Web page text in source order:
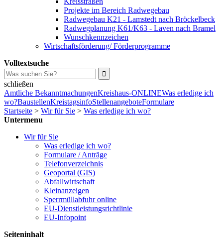
Projekte im Bereich Radwegebau
Radwegebau K21 - Lamstedt nach Bröckelbeck
Radwegplanung K61/K63 - Laven nach Bramel
Wunschkennzeichen
Wirtschaftsförderung/ Förderprogramme
Volltextsuche
schließen
Amtliche BekanntmachungenKreishaus-ONLINEWas erledige ich
wo?BaustellenKreistagsinfoStellenangeboteFormulare
Startseite > Wir für Sie > Was erledige ich wo?
Untermenu
Wir für Sie
Was erledige ich wo?
Formulare / Anträge
Telefonverzeichnis
Geoportal (GIS)
Abfallwirtschaft
Kleinanzeigen
Sperrmüllabfuhr online
EU-Dienstleistungsrichtlinie
EU-Infopoint
Seiteninhalt